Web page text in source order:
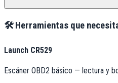
🛠️ Herramientas que
Launch CR529
Escáner OBD2 básico — lectura y